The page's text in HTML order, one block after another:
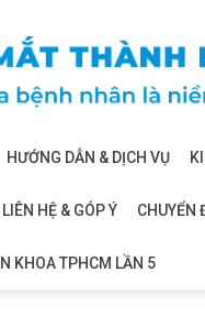
HƯỚNG DẪN & DỊCH VỤ
LIÊN HỆ & GÓP Ý CHUYỂN
KHOA TPHCM LẦN 5